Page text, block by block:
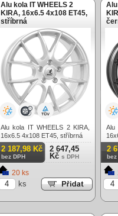
Alu kola IT WHEELS 2
KIRA, 16x6.5 4x108 ET45,
stříbrná
Alu kola IT WHEELS 2 KIRA,
16x6.5 4x108 ET45, stříbrná
2 187,98 Kč
bez DPH
2 647,45
Kč s DPH
20 ks
ks
Alu
Alu
2
bez